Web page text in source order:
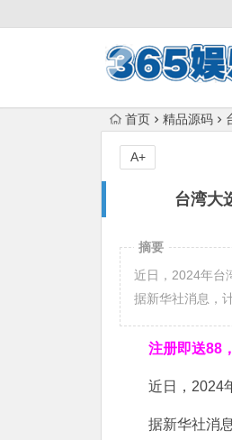
首页 精品源码
台湾大
A+
摘要
近日，2024年台
据新华社消息，
注册即送88，
近日，2024
据新华社消